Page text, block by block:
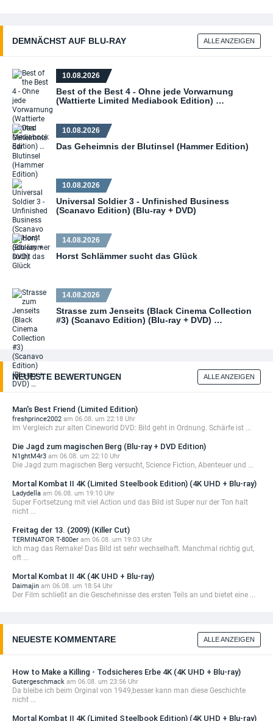
DEMNÄCHST AUF BLU‑RAY ALLE ANZEIGEN
10.08.2026
Best of the Best 4 - Ohne jede Vorwarnung
(Wattierte Limited Mediabook Edition) …
10.08.2026
Das Geheimnis der Blutinsel (Hammer Edition)
10.08.2026
Universal Soldier 3 - Unfinished Business
(Scanavo Edition) (Blu-ray + DVD)
14.08.2026
Horst Schlämmer sucht das Glück
14.08.2026
Strasse zum Jenseits (Black Cinema Collection
#3) (Scanavo Edition) (Blu-ray + DVD) …
NEUESTE BEWERTUNGEN ALLE ANZEIGEN
Man's Best Friend (Limited Edition)
freshprince2002 am 06.08. um 22:18 Uhr
Im Vergleich zur alten Cineworld DVD: Bild geht in Ordnung. Schärfe ist ...
Die Jagd zum magischen Berg (Blu-ray + DVD Edition)
N1ghtM4r3 am 06.08. um 22:10 Uhr
Die Jagd zum magischen Berg versucht, Science Fiction, Abenteuer und ...
Mortal Kombat II 4K (Limited Steelbook Edition) (4K UHD + Blu-ray)
Ladydella am 06.08. um 19:10 Uhr
Super Fortsetzung mit viel Action und das Bild ist Super nur der Ton halt
nicht ...
Freitag der 13. (2009) (Killer Cut)
TERMINATOR T-800er am 06.08. um 19:03 Uhr
Ich mag das Remake! Das Bild ist sehr wechselhaft. Manchmal richtig gut,
oft ...
Mortal Kombat II 4K (4K UHD + Blu-ray)
Daimajin am 06.08. um 18:54 Uhr
Der Film schließt an die Geschehnisse des ersten Teils an und bietet eine ...
NEUESTE KOMMENTARE ALLE ANZEIGEN
How to Make a Killing - Todsicheres Erbe 4K (4K UHD + Blu-ray)
Gutergeschmack am 06.08. um 23:56 Uhr
Da bleibe ich beim Orginal von 1949,besser kann man diese Geschichte
nicht ...
Mortal Kombat II 4K (Limited Steelbook Edition) (4K UHD + Blu-ray)